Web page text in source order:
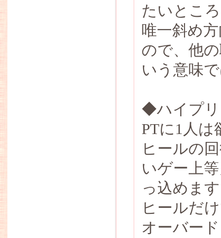
たいとこ
唯一斜め
ので、他
いう意味
◆ハイプ
PTに1人
ヒールの
いゲー上
っ込めます
ヒールだ
オーバー